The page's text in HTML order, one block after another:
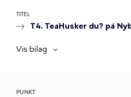
TITEL
T4. TeaHusker du? på
Vis bilag
PUNKT